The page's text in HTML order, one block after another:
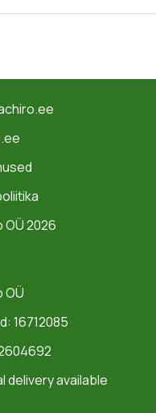
OÜ
16712085
delivery available
OÜ 2026